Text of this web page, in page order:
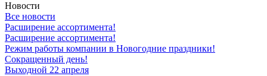
Новости
Все новости
Расширение ассортимента!
Расширение ассортимента!
Режим работы компании в Новогодние праздники!
Сокращенный день!
Выходной 22 апреля